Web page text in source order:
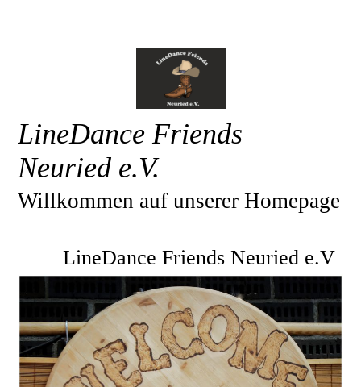
LineDance Friends
Neuried e.V.
Willkommen auf unserer Homepage
LineDance Friends Neuried e.V